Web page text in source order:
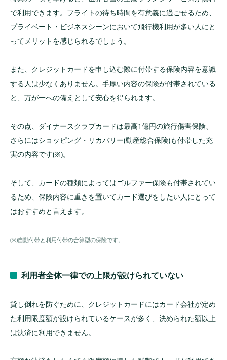
で利用できます。フライトの待ち時間を有意義に過ごせるため、
プライベート・ビジネスシーンにおいて飛行機利用が多い人にと
ってメリットを感じられるでしょう。
また、クレジットカードを申し込む際に付帯する保険内容を意識
する人は少なくありません。手厚い内容の保険が付帯されている
と、万が一への備えとして安心を得られます。
その点、ダイナースクラブカードは最高1億円の旅行傷害保険、
さらにはショッピング・リカバリー(動産総合保険)も付帯した充
実の内容です(※)。
そして、カードの種類によってはゴルファー保険も付帯されてい
るため、保険内容に重きを置いてカード選びをしたい人にとって
はおすすめと言えます。
(※)自動付帯と利用付帯の合算型の保険です。
利用者全体一律での上限が設けられていない
貸し倒れを防ぐために、クレジットカードにはカード会社が定め
た利用限度額が設けられているケースが多く、決められた額以上
は決済に利用できません。